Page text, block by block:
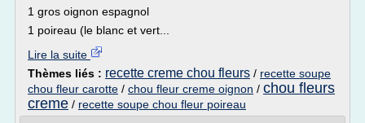
1 gros oignon espagnol
1 poireau (le blanc et vert...
Lire la suite
Thèmes liés : recette creme chou fleurs / recette soupe
chou fleur carotte / chou fleur creme oignon / chou fleurs
creme / recette soupe chou fleur poireau